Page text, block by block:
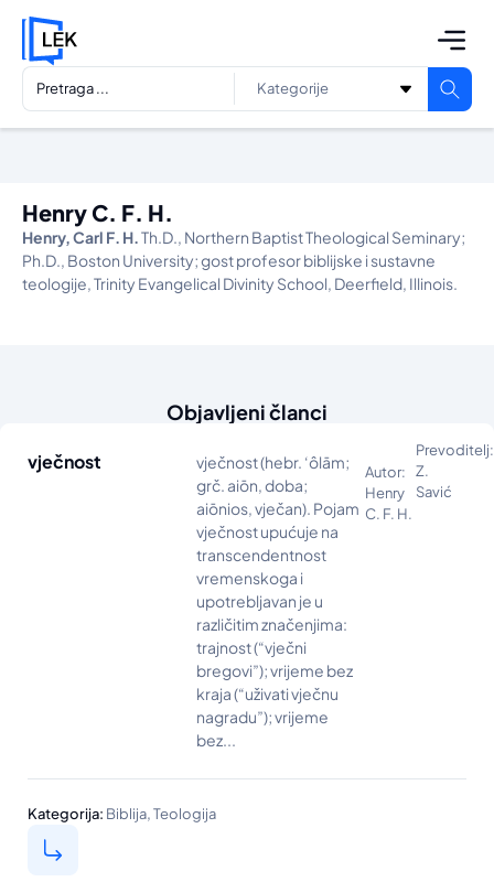
Henry C. F. H.
Henry, Carl F. H.Th.D., Northern Baptist Theological Seminary;
Ph.D., Boston University; gost profesor biblijske i sustavne
teologije, Trinity Evangelical Divinity School, Deerfield, Illinois.
Objavljeni članci
vječnost
vječnost (hebr. ‘ôlām;
grč. aiōn, doba;
aiōnios, vječan). Pojam
vječnost upućuje na
transcendentnost
vremenskoga i
upotrebljavan je u
različitim značenjima:
trajnost (“vječni
bregovi”); vrijeme bez
kraja (“uživati vječnu
nagradu”); vrijeme
bez...
Autor:
Henry
C. F. H.
Prevoditelj:
Z.
Savić
Kategorija: Biblija,Teologija